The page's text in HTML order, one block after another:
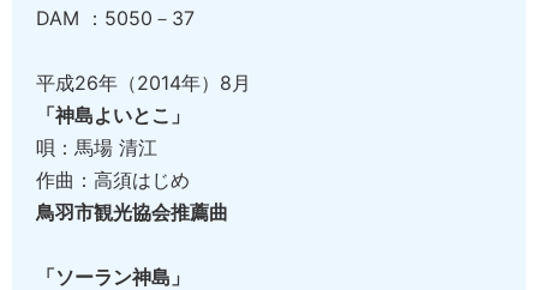
DAM ：5050－37
平成26年（2014年）8月
「神島よいとこ」
唄：馬場 清江
作曲：高須はじめ
鳥羽市観光協会推薦曲
「ソーラン神島」